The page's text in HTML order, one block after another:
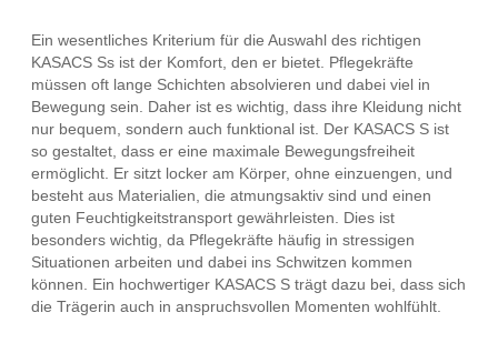
Ein wesentliches Kriterium für die Auswahl des richtigen
KASACS Ss ist der Komfort, den er bietet. Pflegekräfte
müssen oft lange Schichten absolvieren und dabei viel in
Bewegung sein. Daher ist es wichtig, dass ihre Kleidung nicht
nur bequem, sondern auch funktional ist. Der KASACS S ist
so gestaltet, dass er eine maximale Bewegungsfreiheit
ermöglicht. Er sitzt locker am Körper, ohne einzuengen, und
besteht aus Materialien, die atmungsaktiv sind und einen
guten Feuchtigkeitstransport gewährleisten. Dies ist
besonders wichtig, da Pflegekräfte häufig in stressigen
Situationen arbeiten und dabei ins Schwitzen kommen
können. Ein hochwertiger KASACS S trägt dazu bei, dass sich
die Trägerin auch in anspruchsvollen Momenten wohlfühlt.